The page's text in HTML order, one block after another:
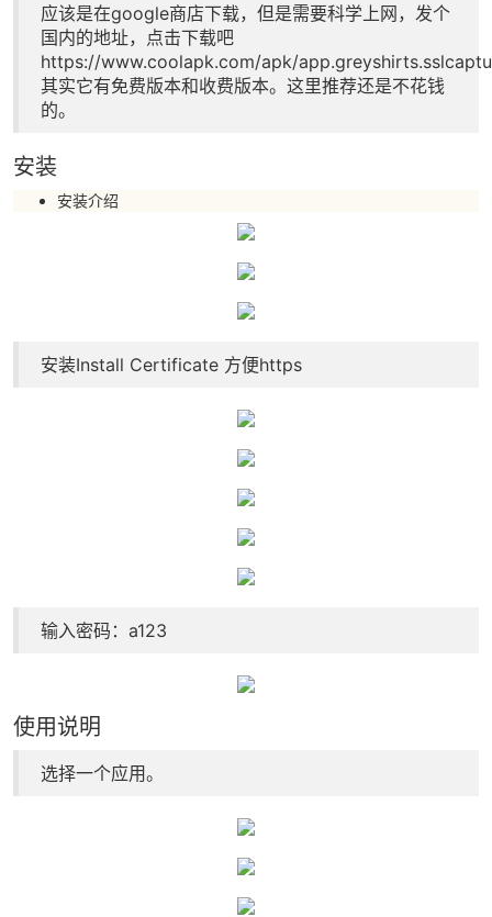
应该是在google商店下载，但是需要科学上网，发个
国内的地址，点击下载吧
https://www.coolapk.com/apk/
其实它有免费版本和收费版本。这里推荐还是不花钱
的。
安装
安装介绍
安装Install Certificate 方便https
输入密码：a123
使用说明
选择一个应用。